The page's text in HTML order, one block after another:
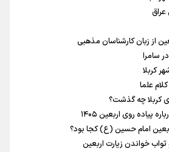
: قدم به قدم تلاش می کنم تا به طلای
نزدیکی کنسولگری آمریکا را بازداشت کرد
سرسختی هستند
پرسپولیس؛ ستاره‌های امید به بزرگسالان
از زبان کارشناسان مذهبی
سامرا
کربلا
علما
کربلا چه گذشت؟
پیاده روی اربعین ۱۴۰۵
اربعین امام حسین (ع) کجا بود؟
خواندن زیارت اربعین